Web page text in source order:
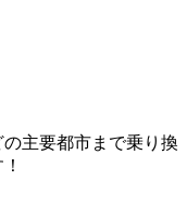
主要都市まで乗り換